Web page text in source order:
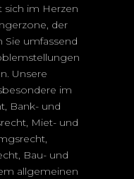
sich im Herzen
der
Sie umfassend
Unsere
im
Bank- und
Miet- und
Bau- und
allgemeinen